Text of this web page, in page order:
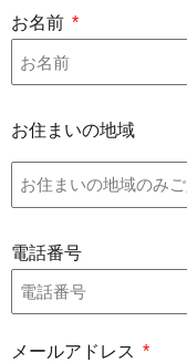
お名前
お住まいの地域
電話番号
メールアドレス